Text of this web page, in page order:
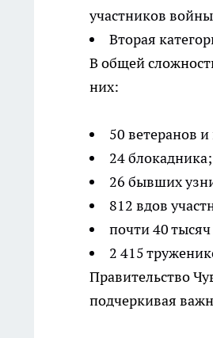
участников
Вторая
В общей
них:
50 ветеранов
24 блокадника;
26 бывших
812 вдов
почти 40
2 415
Правительство
подчеркивая